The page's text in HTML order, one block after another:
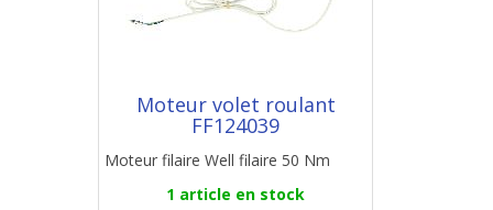
Moteur volet roulant
FF124039
Moteur filaire Well filaire 50 Nm
1 article en stock